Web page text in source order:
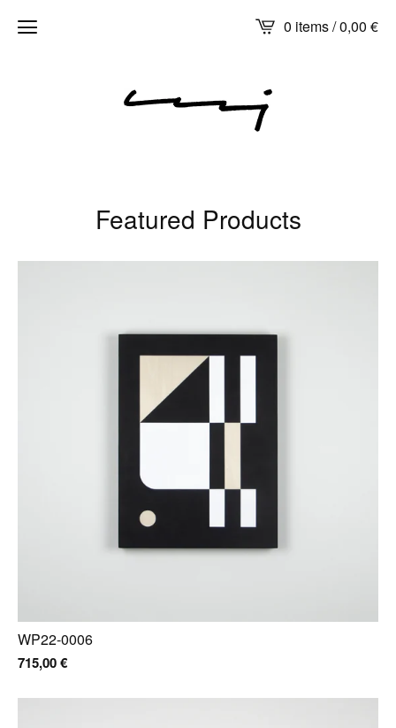
0 items /0,00 €
Featured Products
WP22-0006
715,00€